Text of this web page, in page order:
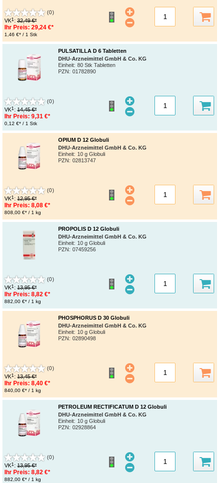
(0)
VK1 : 32,49 €*
Ihr Preis: 29,24 €*
1,46 €* / 1 Stk
PULSATILLA D 6 Tabletten
DHU-Arzneimittel GmbH & Co. KG
Einheit: 80 Stk Tabletten
PZN: 01782890
(0)
VK1 : 14,45 €*
Ihr Preis: 9,31 €*
0,12 €* / 1 Stk
OPIUM D 12 Globuli
DHU-Arzneimittel GmbH & Co. KG
Einheit: 10 g Globuli
PZN: 02813747
(0)
VK1 : 12,95 €*
Ihr Preis: 8,08 €*
808,00 €* / 1 kg
PROPOLIS D 12 Globuli
DHU-Arzneimittel GmbH & Co. KG
Einheit: 10 g Globuli
PZN: 07459256
(0)
VK1: 13,95 €*
Ihr Preis: 8,82 €*
882,00 €* / 1 kg
PHOSPHORUS D 30 Globuli
DHU-Arzneimittel GmbH & Co. KG
Einheit: 10 g Globuli
PZN: 02890498
(0)
VK1: 13,45 €*
Ihr Preis: 8,40 €*
840,00 €* / 1 kg
PETROLEUM RECTIFICATUM D 12 Globuli
DHU-Arzneimittel GmbH & Co. KG
Einheit: 10 g Globuli
PZN: 02928864
(0)
VK1: 13,95 €*
Ihr Preis: 8,82 €*
882,00 €* / 1 kg